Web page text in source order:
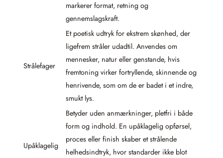
markerer format, retning og
gennemslagskraft.
Strålefager
Et poetisk udtryk for ekstrem skønhed, der
ligefrem stråler udadtil. Anvendes om
mennesker, natur eller genstande, hvis
fremtoning virker fortryllende, skinnende og
henrivende, som om de er badet i et indre,
smukt lys.
Upåklagelig
Betyder uden anmærkninger, pletfri i både
form og indhold. En upåklagelig opførsel,
proces eller finish skaber et strålende
helhedsindtryk, hvor standarder ikke blot